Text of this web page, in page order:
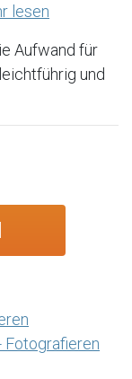
lesen
Aufwand für
und
Fotografieren